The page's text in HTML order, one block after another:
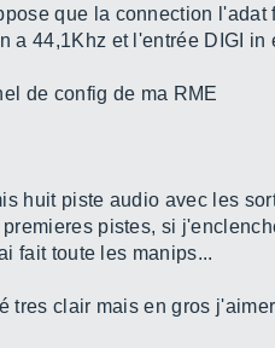
que la connection
a 44,1Khz et l'entrée DIGI in
de config de ma RME
huit piste audio avec les
pistes, si
fait toute les manips...
tres clair mais en gros